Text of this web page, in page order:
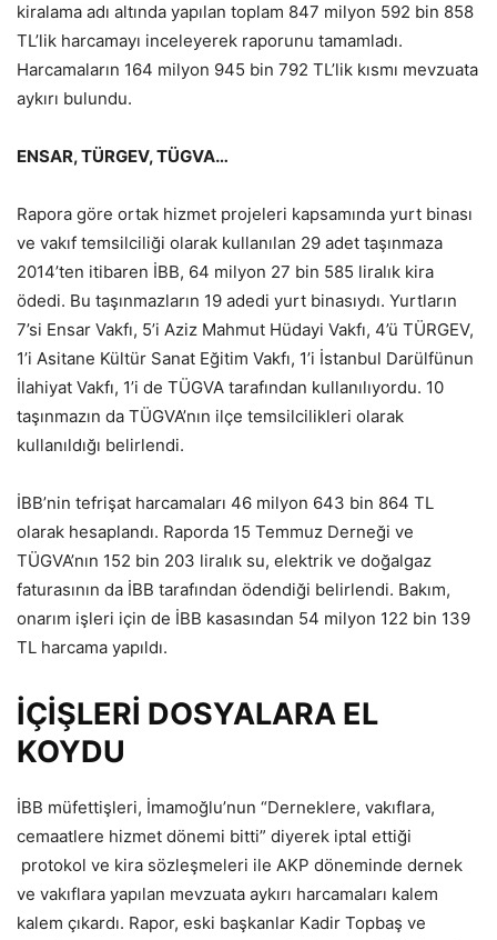
kiralama adı altında yapılan toplam 847 milyon 592 bin 858
TL’lik harcamayı inceleyerek raporunu tamamladı.
Harcamaların 164 milyon 945 bin 792 TL’lik kısmı mevzuata
aykırı bulundu.
ENSAR, TÜRGEV, TÜGVA…
Rapora göre ortak hizmet projeleri kapsamında yurt binası
ve vakıf temsilciliği olarak kullanılan 29 adet taşınmaza
2014’ten itibaren İBB, 64 milyon 27 bin 585 liralık kira
ödedi. Bu taşınmazların 19 adedi yurt binasıydı. Yurtların
7’si Ensar Vakfı, 5’i Aziz Mahmut Hüdayi Vakfı, 4’ü TÜRGEV,
1’i Asitane Kültür Sanat Eğitim Vakfı, 1’i İstanbul Darülfünun
İlahiyat Vakfı, 1’i de TÜGVA tarafından kullanılıyordu. 10
taşınmazın da TÜGVA’nın ilçe temsilcilikleri olarak
kullanıldığı belirlendi.
İBB’nin tefrişat harcamaları 46 milyon 643 bin 864 TL
olarak hesaplandı. Raporda 15 Temmuz Derneği ve
TÜGVA’nın 152 bin 203 liralık su, elektrik ve doğalgaz
faturasının da İBB tarafından ödendiği belirlendi. Bakım,
onarım işleri için de İBB kasasından 54 milyon 122 bin 139
TL harcama yapıldı.
İÇİŞLERİ DOSYALARA EL
KOYDU
İBB müfettişleri, İmamoğlu’nun “Derneklere, vakıflara,
cemaatlere hizmet dönemi bitti” diyerek iptal ettiği
protokol ve kira sözleşmeleri ile AKP döneminde dernek
ve vakıflara yapılan mevzuata aykırı harcamaları kalem
kalem çıkardı. Rapor, eski başkanlar Kadir Topbaş ve